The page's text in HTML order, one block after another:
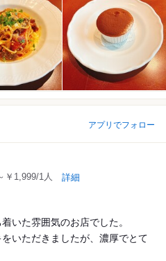
アプリでフォロー
￥1,999/1人 詳細
いた雰囲気のお店でした。
いただきましたが、濃厚でとて